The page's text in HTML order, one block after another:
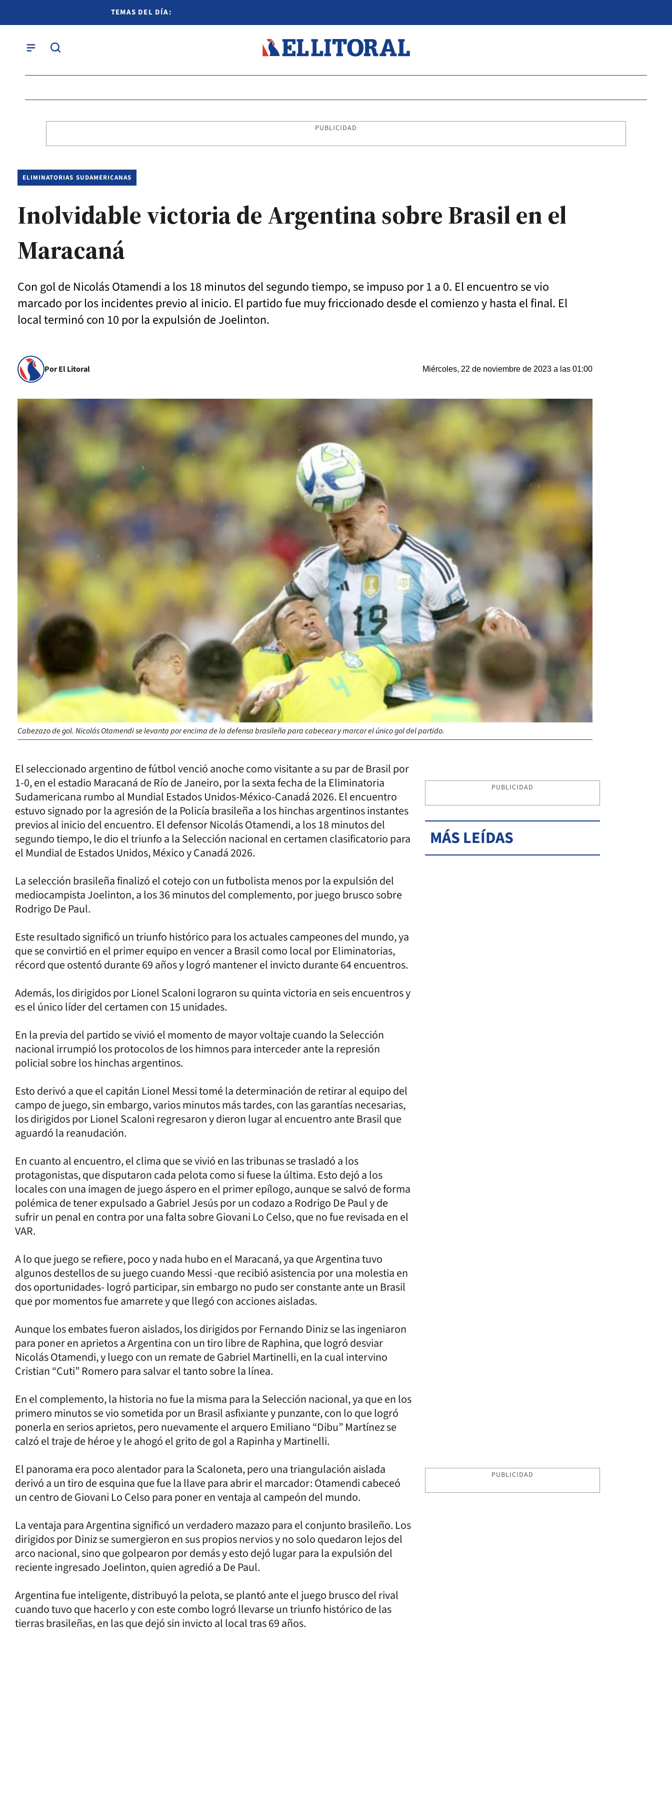
TEMAS DEL DÍA:
PUBLICIDAD
ELIMINATORIAS SUDAMERICANAS
Inolvidable victoria de Argentina sobre Brasil en el
Maracaná
Con gol de Nicolás Otamendi a los 18 minutos del segundo tiempo, se impuso por 1 a 0. El encuentro se vio
marcado por los incidentes previo al inicio. El partido fue muy friccionado desde el comienzo y hasta el final. El
local terminó con 10 por la expulsión de Joelinton.
Por El Litoral Miércoles, 22 de noviembre de 2023 a las 01:00
Cabezazo de gol. Nicolás Otamendi se levanta por encima de la defensa brasileña para cabecear y marcar el único gol del partido.
El seleccionado argentino de fútbol venció anoche como visitante a su par de Brasil por
1-0, en el estadio Maracaná de Río de Janeiro, por la sexta fecha de la Eliminatoria
Sudamericana rumbo al Mundial Estados Unidos-México-Canadá 2026. El encuentro
estuvo signado por la agresión de la Policía brasileña a los hinchas argentinos instantes
previos al inicio del encuentro. El defensor Nicolás Otamendi, a los 18 minutos del
segundo tiempo, le dio el triunfo a la Selección nacional en certamen clasificatorio para
el Mundial de Estados Unidos, México y Canadá 2026.
La selección brasileña finalizó el cotejo con un futbolista menos por la expulsión del
mediocampista Joelinton, a los 36 minutos del complemento, por juego brusco sobre
Rodrigo De Paul.
Este resultado significó un triunfo histórico para los actuales campeones del mundo, ya
que se convirtió en el primer equipo en vencer a Brasil como local por Eliminatorias,
récord que ostentó durante 69 años y logró mantener el invicto durante 64 encuentros.
Además, los dirigidos por Lionel Scaloni lograron su quinta victoria en seis encuentros y
es el único líder del certamen con 15 unidades.
En la previa del partido se vivió el momento de mayor voltaje cuando la Selección
nacional irrumpió los protocolos de los himnos para interceder ante la represión
policial sobre los hinchas argentinos.
Esto derivó a que el capitán Lionel Messi tomé la determinación de retirar al equipo del
campo de juego, sin embargo, varios minutos más tardes, con las garantías necesarias,
los dirigidos por Lionel Scaloni regresaron y dieron lugar al encuentro ante Brasil que
aguardó la reanudación.
En cuanto al encuentro, el clima que se vivió en las tribunas se trasladó a los
protagonistas, que disputaron cada pelota como si fuese la última. Esto dejó a los
locales con una imagen de juego áspero en el primer epílogo, aunque se salvó de forma
polémica de tener expulsado a Gabriel Jesús por un codazo a Rodrigo De Paul y de
sufrir un penal en contra por una falta sobre Giovani Lo Celso, que no fue revisada en el
VAR.
A lo que juego se refiere, poco y nada hubo en el Maracaná, ya que Argentina tuvo
algunos destellos de su juego cuando Messi -que recibió asistencia por una molestia en
dos oportunidades- logró participar, sin embargo no pudo ser constante ante un Brasil
que por momentos fue amarrete y que llegó con acciones aisladas.
Aunque los embates fueron aislados, los dirigidos por Fernando Diniz se las ingeniaron
para poner en aprietos a Argentina con un tiro libre de Raphina, que logró desviar
Nicolás Otamendi, y luego con un remate de Gabriel Martinelli, en la cual intervino
Cristian “Cuti” Romero para salvar el tanto sobre la línea.
En el complemento, la historia no fue la misma para la Selección nacional, ya que en los
primero minutos se vio sometida por un Brasil asfixiante y punzante, con lo que logró
ponerla en serios aprietos, pero nuevamente el arquero Emiliano “Dibu” Martínez se
calzó el traje de héroe y le ahogó el grito de gol a Rapinha y Martinelli.
El panorama era poco alentador para la Scaloneta, pero una triangulación aislada
derivó a un tiro de esquina que fue la llave para abrir el marcador: Otamendi cabeceó
un centro de Giovani Lo Celso para poner en ventaja al campeón del mundo.
La ventaja para Argentina significó un verdadero mazazo para el conjunto brasileño. Los
dirigidos por Diniz se sumergieron en sus propios nervios y no solo quedaron lejos del
arco nacional, sino que golpearon por demás y esto dejó lugar para la expulsión del
reciente ingresado Joelinton, quien agredió a De Paul.
Argentina fue inteligente, distribuyó la pelota, se plantó ante el juego brusco del rival
cuando tuvo que hacerlo y con este combo logró llevarse un triunfo histórico de las
tierras brasileñas, en las que dejó sin invicto al local tras 69 años.
PUBLICIDAD
MÁS LEÍDAS
PUBLICIDAD